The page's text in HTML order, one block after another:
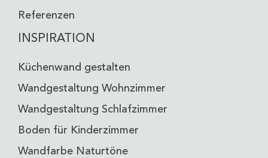
Referenzen
INSPIRATION
Küchenwand gestalten
Wandgestaltung Wohnzimmer
Wandgestaltung Schlafzimmer
Boden für Kinderzimmer
Wandfarbe Naturtöne